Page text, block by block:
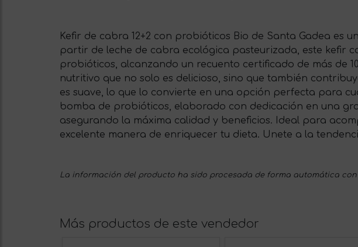
Kefir de cabra 12+2 con probióticos Bio de Santa Gadea es
partir de leche de cabra ecológica pasteurizada, este kefir
probióticos, alcanzando un recuento certificado de más de
nutritivo que no solo es delicioso, sino que también
es suave, lo que lo convierte en una opción perfecta para
bomba de probióticos, elaborado con dedicación en una
asegurando la máxima calidad y beneficios. Ideal para
excelente manera de enriquecer tu dieta. Unete a la
La información del producto ha sido procesada de forma automática
Más productos de este vendedor